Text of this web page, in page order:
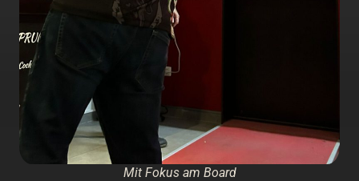
Mit Fokus am Board